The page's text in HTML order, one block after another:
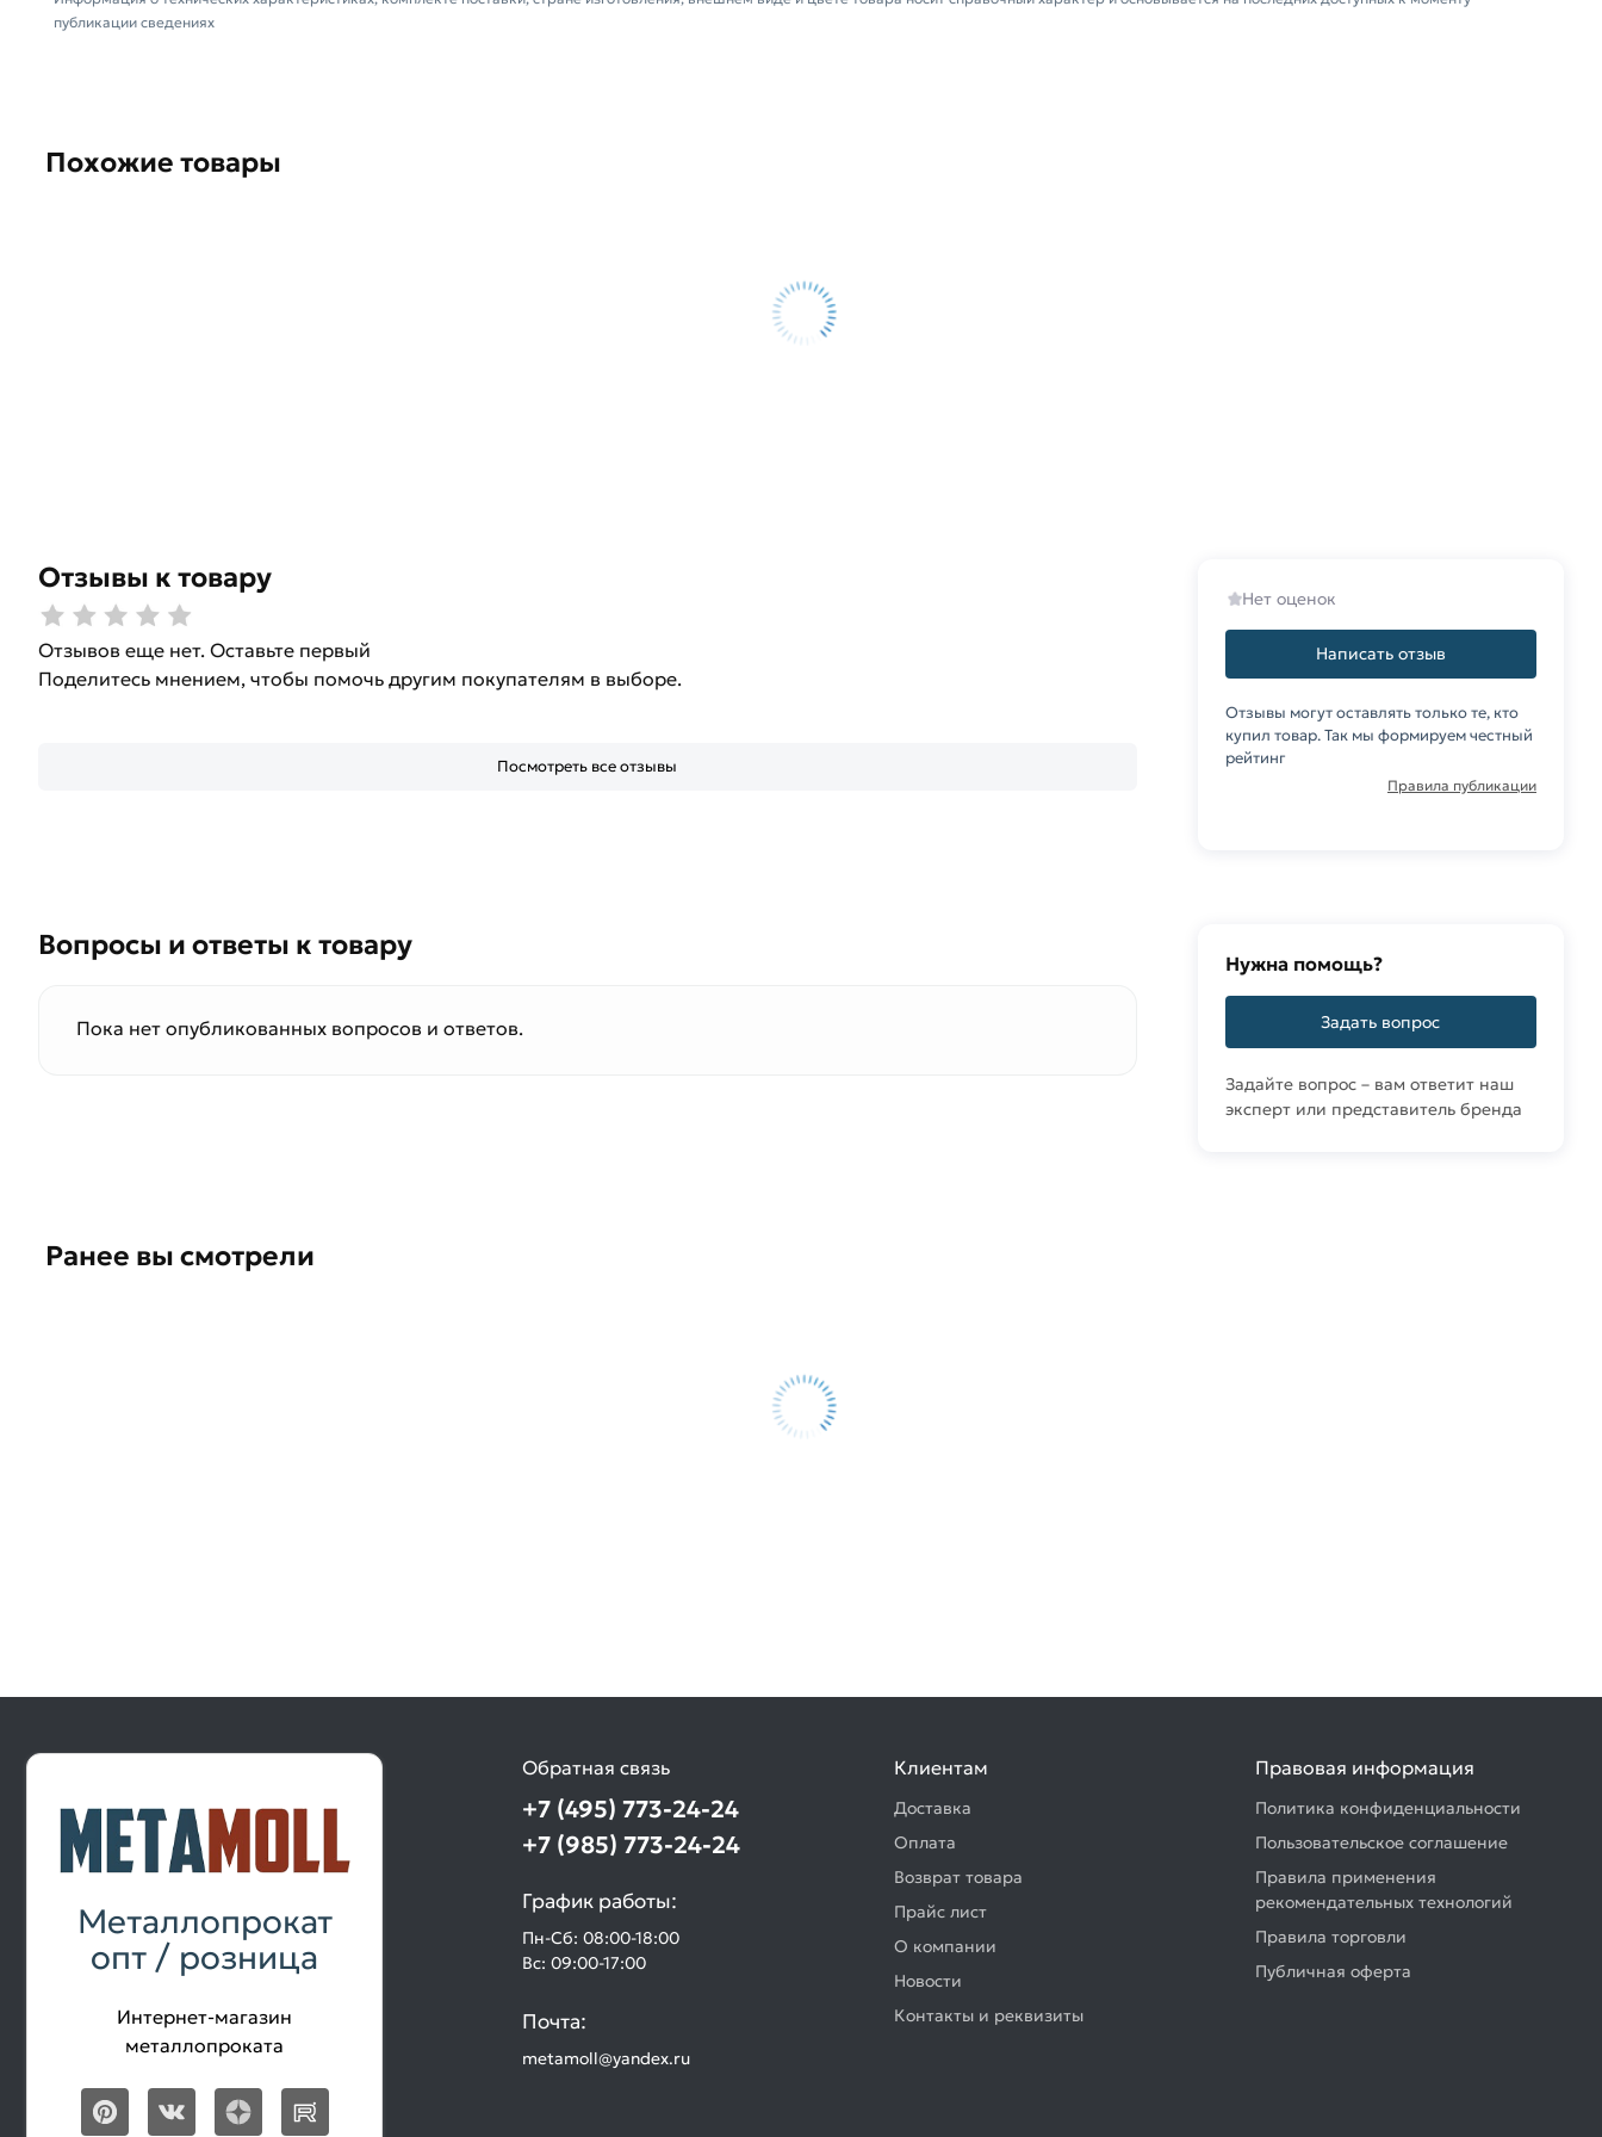
самовывоза.
публикации сведениях
Похожие товары
Отзывы к товару
Отзывов еще нет. Оставьте первый
Поделитесь мнением, чтобы помочь другим покупателям в выборе.
Посмотреть все отзывы
Нет оценок
Написать отзыв
Отзывы могут оставлять только те, кто
купил товар. Так мы формируем честный
рейтинг
Правила публикации
Вопросы и ответы к товару
Пока нет опубликованных вопросов и ответов.
Нужна помощь?
Задать вопрос
Задайте вопрос – вам ответит наш
эксперт или представитель бренда
Ранее вы смотрели
Металлопрокат
опт / розница
Интернет-магазин
металлопроката
Обратная связь
+7 (495) 773-24-24
+7 (985) 773-24-24
График работы:
Пн-Сб: 08:00-18:00
Вс: 09:00-17:00
Почта:
metamoll@yandex.ru
Клиентам
Доставка
Оплата
Возврат товара
Прайс лист
О компании
Новости
Контакты и реквизиты
Правовая информация
Политика конфиденциальности
Пользовательское соглашение
Правила применения
рекомендательных технологий
Правила торговли
Публичная оферта